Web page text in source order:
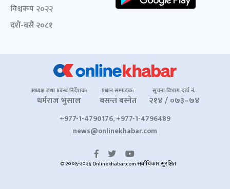
विश्वकप २०२२
दशैं-बसैं २०८१
अध्यक्ष तथा प्रबन्ध निर्देशक:
धर्मराज भुसाल
प्रधान सम्पादक:
बसन्त बस्नेत
सूचना विभाग दर्ता नं.
२१४ / ०७३–७४
+977-1-4790176, +977-1-4796489
news@onlinekhabar.com
© २००६-२०२६ Onlinekhabar.com सर्वाधिकार सुरक्षित